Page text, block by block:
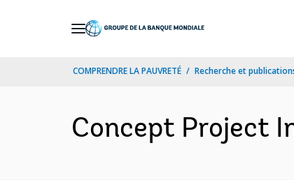
COMPRENDRE LA PAUVRETÉ Recherche et
Concept Project